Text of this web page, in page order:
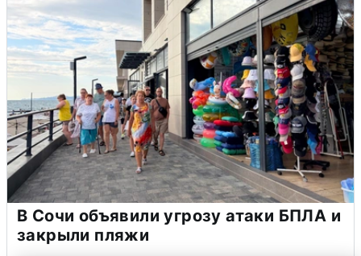
В Сочи объявили угрозу атаки БПЛА и
закрыли пляжи